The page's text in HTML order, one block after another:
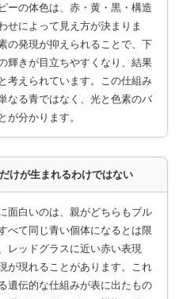
ーの体色は、赤・黄・黒・構造
せによって見え方が決まりま
の発現が抑えられることで、下
輝きが目立ちやすくなり、結果
考えられています。この仕組み
なる青ではなく、光と色素のバ
が分かります。
けが生まれるわけではない
面白いのは、親がどちらもブル
べて同じ青い個体になるとは限
レッドグラスに近い赤い表現
が現れることがあります。これ
遺伝的な仕組みが表に出たもの